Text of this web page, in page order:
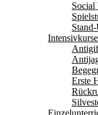
Intensivkurse
Erste